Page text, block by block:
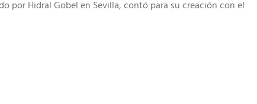
por Hidral Gobel en Sevilla, contó para su creación con el